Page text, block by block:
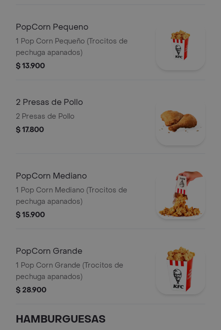
PopCorn Pequeno
1 Pop Corn Pequeño (Trocitos de
pechuga apanados)
$ 13.900
2 Presas de Pollo
2 Presas de Pollo
$ 17.800
PopCorn Mediano
1 Pop Corn Mediano (Trocitos de
pechuga apanados)
$ 15.900
PopCorn Grande
1 Pop Corn Grande (Trocitos de
pechuga apanados)
$ 28.900
HAMBURGUESAS